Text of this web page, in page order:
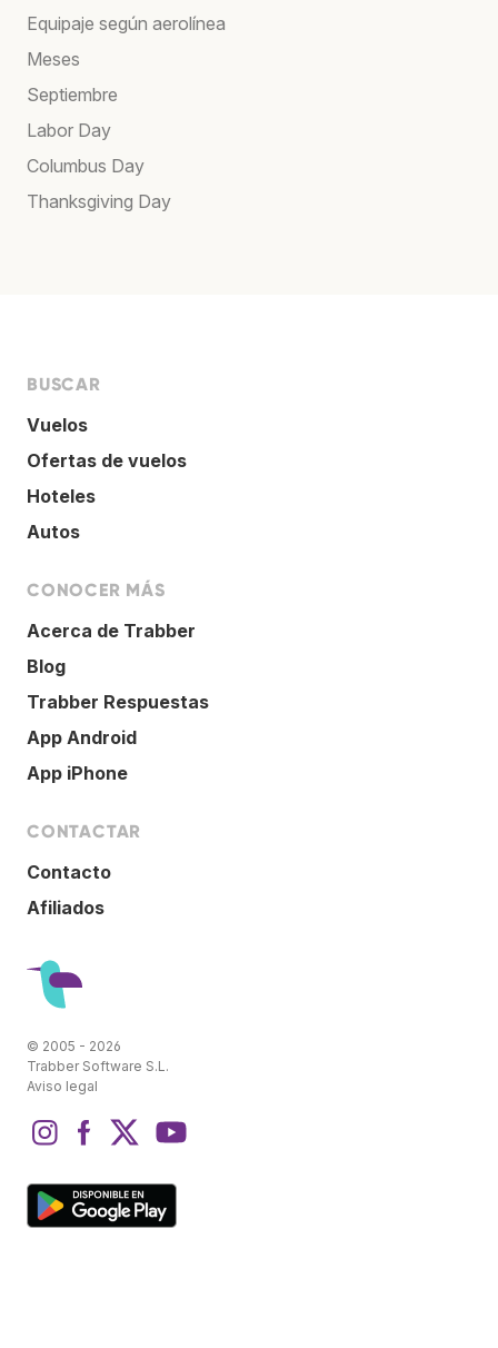
Equipaje según aerolínea
Meses
Septiembre
Labor Day
Columbus Day
Thanksgiving Day
BUSCAR
Vuelos
Ofertas de vuelos
Hoteles
Autos
CONOCER MÁS
Acerca de Trabber
Blog
Trabber Respuestas
App Android
App iPhone
CONTACTAR
Contacto
Afiliados
© 2005 - 2026
Trabber Software S.L.
Aviso legal